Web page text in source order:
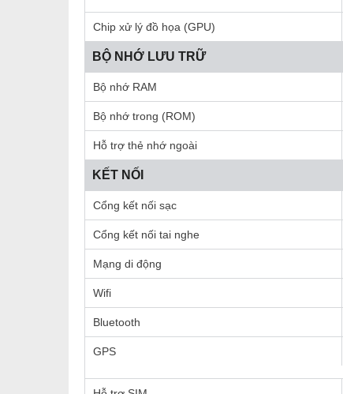
Chip xử lý đồ họa (GPU)
BỘ NHỚ LƯU TRỮ
Bộ nhớ RAM
Bộ nhớ trong (ROM)
Hỗ trợ thẻ nhớ ngoài
KẾT NỐI
Cổng kết nối sạc
Cổng kết nối tai nghe
Mạng di động
Wifi
Bluetooth
GPS